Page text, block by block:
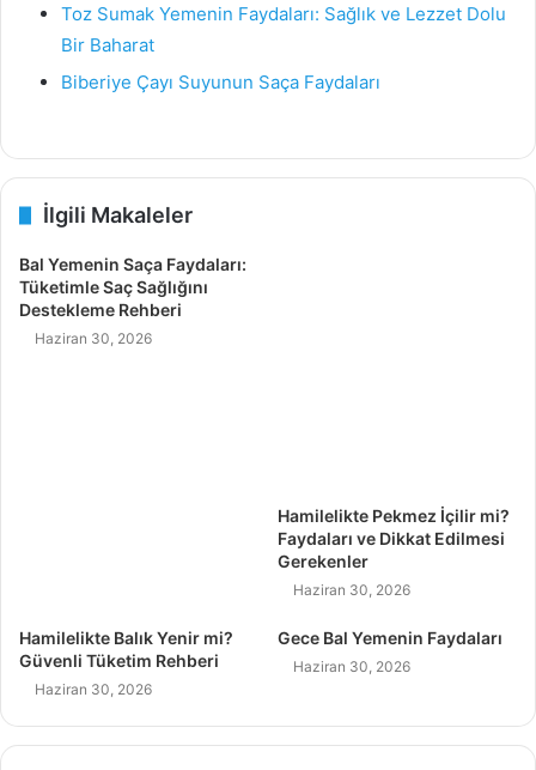
Toz Sumak Yemenin Faydaları: Sağlık ve Lezzet Dolu
Bir Baharat
Biberiye Çayı Suyunun Saça Faydaları
İlgili Makaleler
Bal Yemenin Saça Faydaları:
Tüketimle Saç Sağlığını
Destekleme Rehberi
Haziran 30, 2026
Hamilelikte Pekmez İçilir mi?
Faydaları ve Dikkat Edilmesi
Gerekenler
Haziran 30, 2026
Hamilelikte Balık Yenir mi?
Güvenli Tüketim Rehberi
Haziran 30, 2026
Gece Bal Yemenin Faydaları
Haziran 30, 2026